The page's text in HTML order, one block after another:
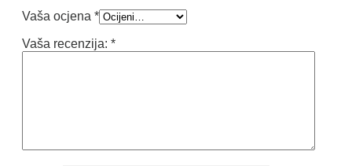
Vaša ocjena *
Vaša recenzija: *